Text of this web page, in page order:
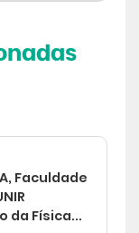
Faculdade
da Física...